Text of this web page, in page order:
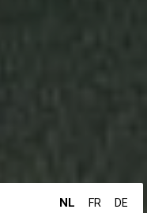
NL FR
DE